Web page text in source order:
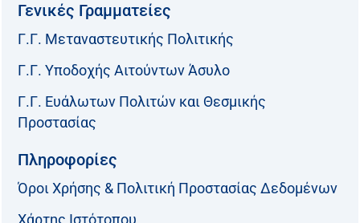
Γενικές Γραμματείες
Γ.Γ. Μεταναστευτικής Πολιτικής
Γ.Γ. Υποδοχής Αιτούντων Άσυλο
Γ.Γ. Ευάλωτων Πολιτών και Θεσμικής
Προστασίας
Πληροφορίες
Όροι Χρήσης & Πολιτική Προστασίας Δεδομένων
Χάρτης Ιστότοπου